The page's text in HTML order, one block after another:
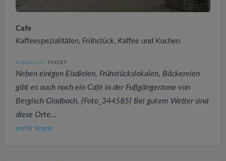
Cafe
Kaffeespezialitäten, Frühstück, Kaffee und Kuchen
KGSBUS (691 ) FINDET:
Neben einigen Eisdielen, Frühstückslokalen, Bäckereien
gibt es auch noch ein Café in der Fußgängerzone von
Bergisch Gladbach. {Foto_344585} Bei gutem Wetter sind
diese Orte...
mehr lesen